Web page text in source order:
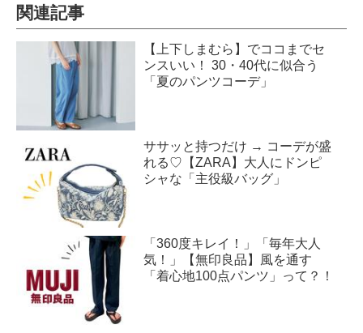
関連記事
【上下しまむら】でココまでセ
ンスいい！ 30・40代に似合う
「夏のパンツコーデ」
ササッと持つだけ → コーデが盛
れる♡【ZARA】大人にドンピ
シャな「主役級バッグ」
「360度キレイ！」「毎年大人
気！」【無印良品】風を通す
「着心地100点パンツ」って？！